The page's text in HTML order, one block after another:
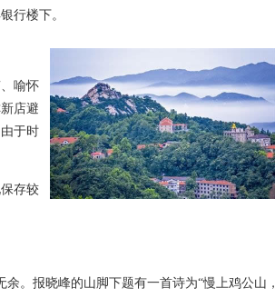
行楼下。
喻怀
店避
于时
存较
。报晓峰的山脚下题有一首诗为“慢上鸡公山，